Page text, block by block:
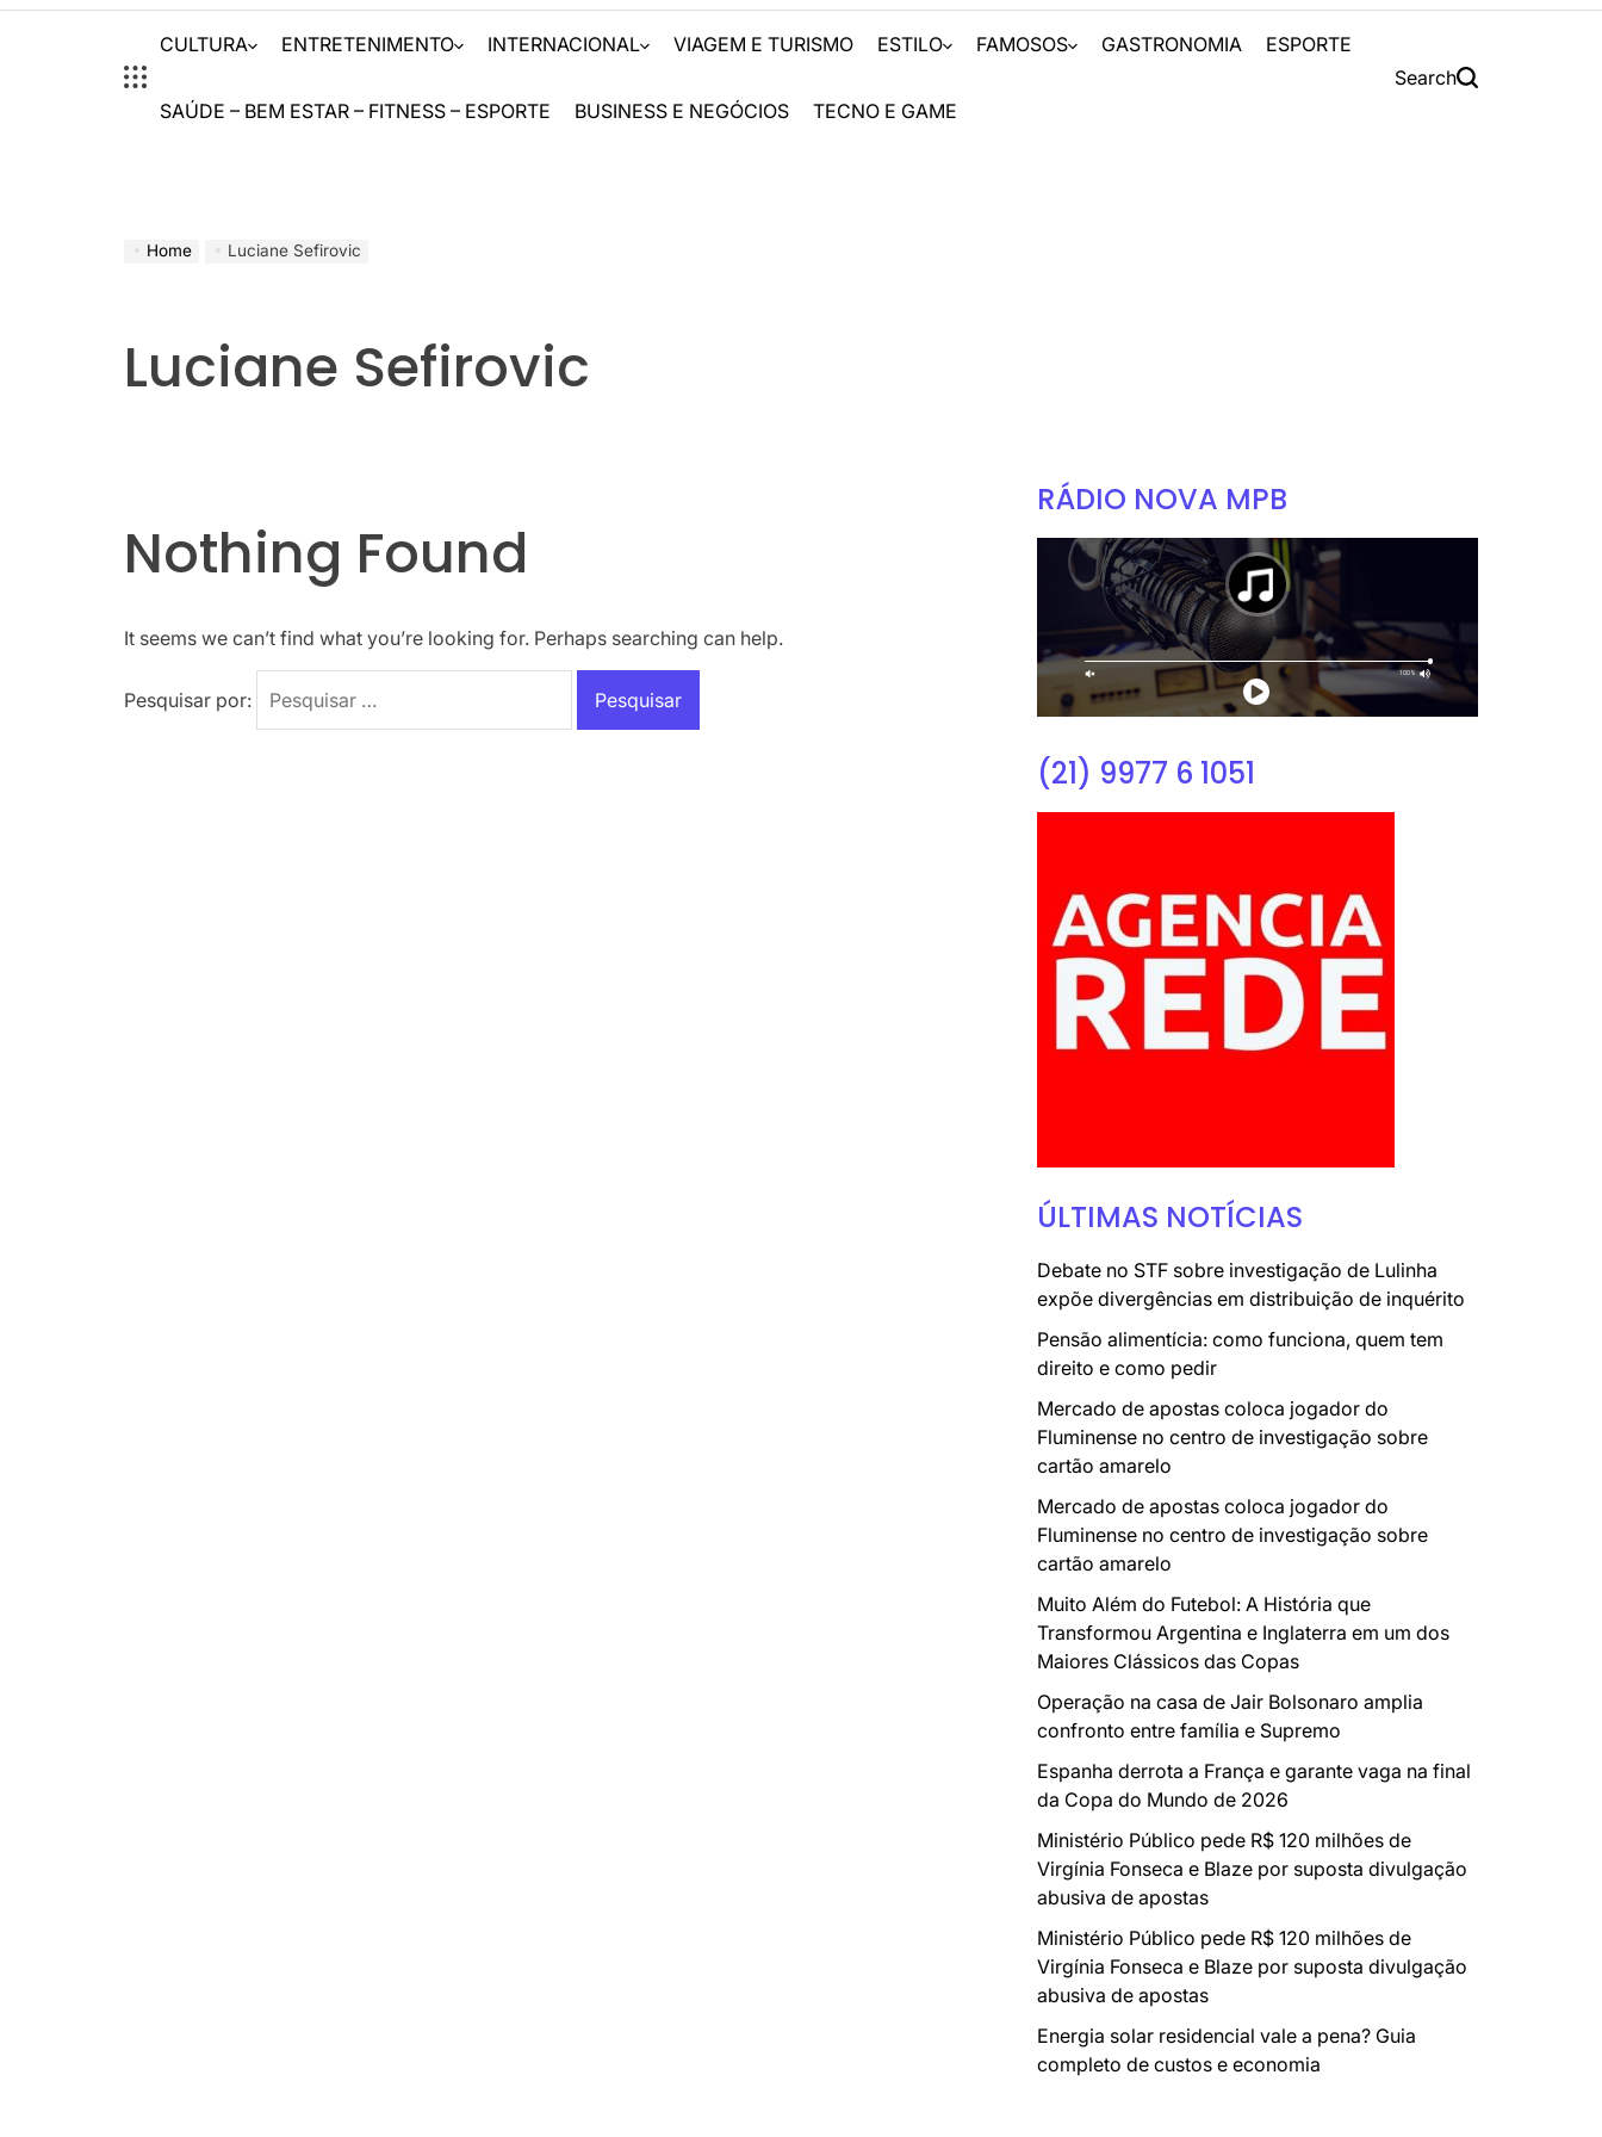
CULTURA ENTRETENIMENTO INTERNACIONAL VIAGEM E TURISMO ESTILO FAMOSOS GASTRONOMIA ESPORTE
SAÚDE – BEM ESTAR – FITNESS – ESPORTE BUSINESS E NEGÓCIOS TECNO E GAME
Search
Home Luciane Sefirovic
Luciane Sefirovic
Nothing Found
It seems we can’t find what you’re looking for. Perhaps searching can help.
Pesquisar por:
RÁDIO NOVA MPB
(21) 9977 6 1051
ÚLTIMAS NOTÍCIAS
Debate no STF sobre investigação de Lulinha
expõe divergências em distribuição de inquérito
Pensão alimentícia: como funciona, quem tem
direito e como pedir
Mercado de apostas coloca jogador do
Fluminense no centro de investigação sobre
cartão amarelo
Mercado de apostas coloca jogador do
Fluminense no centro de investigação sobre
cartão amarelo
Muito Além do Futebol: A História que
Transformou Argentina e Inglaterra em um dos
Maiores Clássicos das Copas
Operação na casa de Jair Bolsonaro amplia
confronto entre família e Supremo
Espanha derrota a França e garante vaga na final
da Copa do Mundo de 2026
Ministério Público pede R$ 120 milhões de
Virgínia Fonseca e Blaze por suposta divulgação
abusiva de apostas
Ministério Público pede R$ 120 milhões de
Virgínia Fonseca e Blaze por suposta divulgação
abusiva de apostas
Energia solar residencial vale a pena? Guia
completo de custos e economia